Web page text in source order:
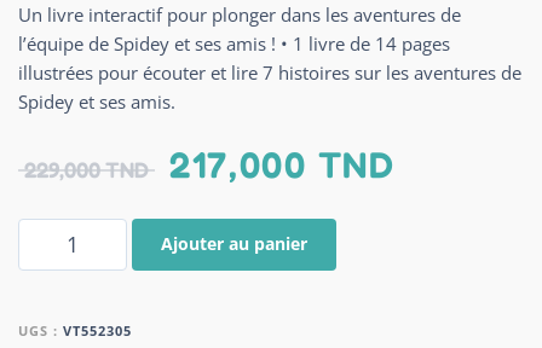
Un livre interactif pour plonger dans les aventures de
l’équipe de Spidey et ses amis ! • 1 livre de 14 pages
illustrées pour écouter et lire 7 histoires sur les aventures de
Spidey et ses amis.
229,000TND 217,000 TND
Ajouter au panier
UGS : VT552305